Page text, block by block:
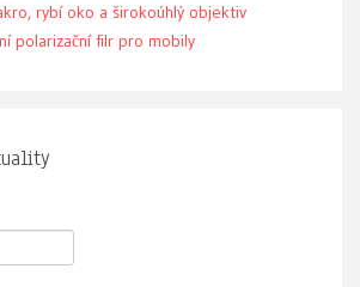
rybí oko a širokoúhlý objektiv
polarizační filr pro mobily